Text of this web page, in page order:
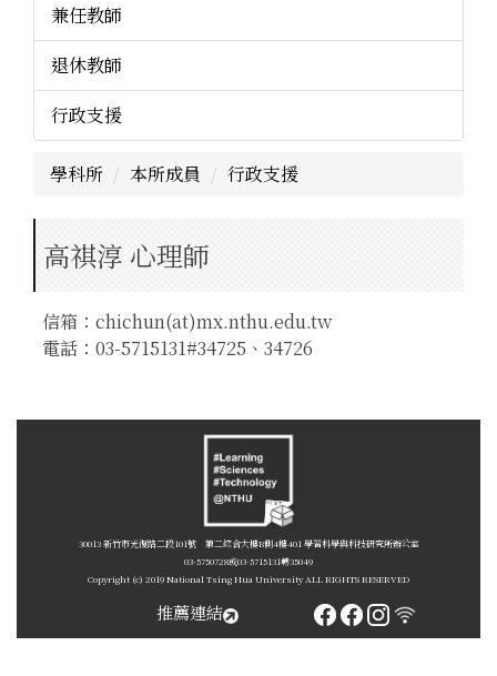
兼任教師
退休教師
行政支援
學科所 本所成員 行政支援
高祺淳 心理師
信箱：chichun(at)mx.nthu.edu.tw
電話：03-5715131#34725、34726
30013 新竹市光復路二段101號 第二綜合大樓B側4樓401 學習科學與科技研究所辦公室
03-5750728或03-5715131轉35049
Copyright (c) 2019 National Tsing Hua University ALL RIGHTS RESERVED
推薦連結